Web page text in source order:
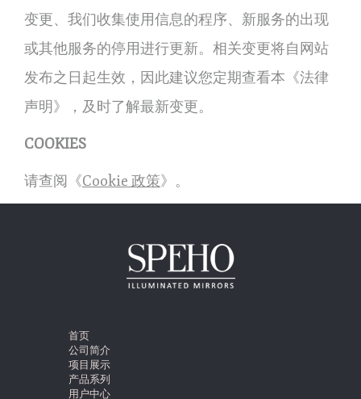
变更、我们收集使用信息的程序、新服务的出现
或其他服务的停用进行更新。相关变更将自网站
发布之日起生效，因此建议您定期查看本《法律
声明》，及时了解最新变更。
COOKIES
请查阅《Cookie 政策》。
首页
公司简介
项目展示
产品系列
用户中心